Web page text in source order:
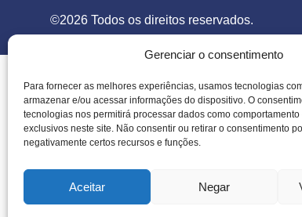
Gerenciar o consentimento
Para fornecer as melhores experiências, usamos tecnologias
armazenar e/ou acessar informações do dispositivo. O
tecnologias nos permitirá processar dados como
exclusivos neste site. Não consentir ou retirar o consentimento
negativamente certos recursos e funções.
Aceitar Negar
©2026 Todos os direitos reservados.